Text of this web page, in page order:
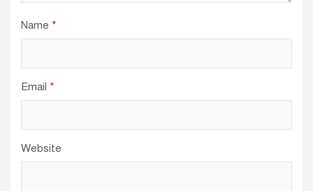
Name *
Email *
Website